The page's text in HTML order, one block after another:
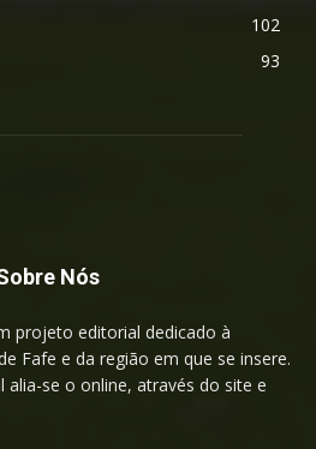
102
93
Nós
projeto editorial dedicado à
Fafe e da região em que se insere.
alia-se o online, através do site e